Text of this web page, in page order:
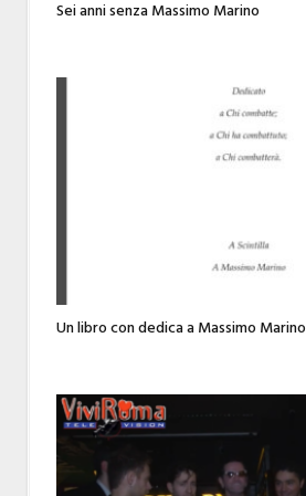
Sei anni senza Massimo Marino
Un libro con dedica a Massimo Marino